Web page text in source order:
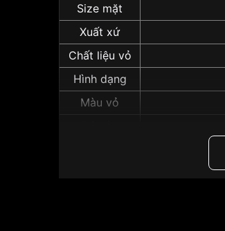
Size mặt
Xuất xứ
Chất liệu vỏ
Hình dạng
Màu vỏ